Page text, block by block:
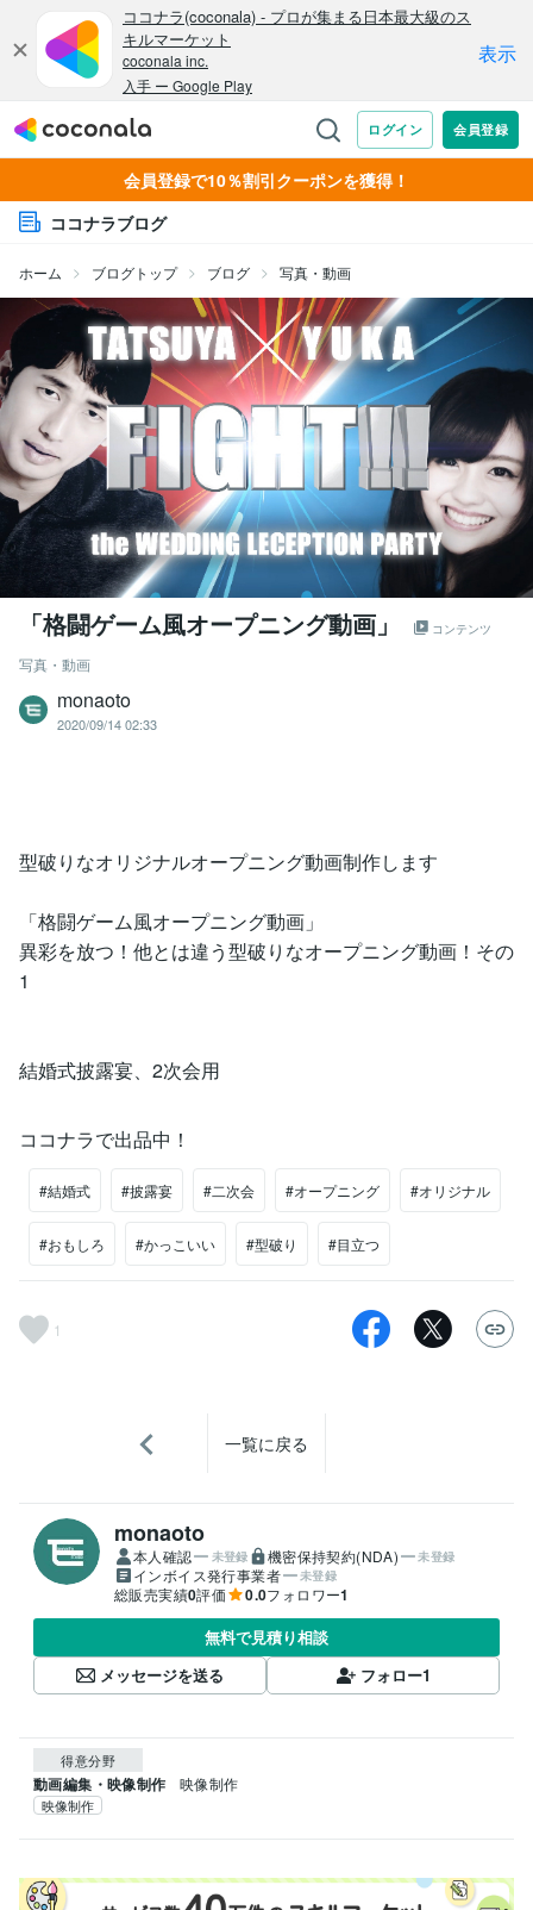
会員登録で10％割引クーポンを獲得！
ココナラブログ
ホーム ブログトップ ブログ 写真・動画
「格闘ゲーム風オープニング動画」 コンテンツ
写真・動画
monaoto
2020/09/14 02:33
型破りなオリジナルオープニング動画制作します
「格闘ゲーム風オープニング動画」
異彩を放つ！他とは違う型破りなオープニング動画！その
1
結婚式披露宴、2次会用
ココナラで出品中！
#結婚式 #披露宴 #二次会 #オープニング #オリジナル
#おもしろ #かっこいい #型破り #目立つ
1
一覧に戻る
monaoto
本人確認 未登録 機密保持契約(NDA) 未登録
インボイス発行事業者 未登録
総販売実績0評価 0.0フォロワー1
無料で見積り相談
メッセージを送る
フォロー1
得意分野
動画編集・映像制作 映像制作
映像制作